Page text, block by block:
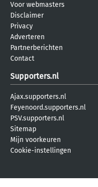
Voor webmasters
Disclaimer
Privacy
Adverteren
Partnerberichten
Contact
Supporters.nl
Ajax.supporters.nl
Feyenoord.supporters.nl
PSV.supporters.nl
Sitemap
Mijn voorkeuren
Cookie-instellingen